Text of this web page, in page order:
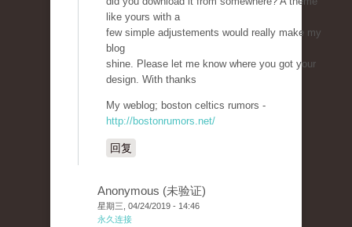
like yours with a
few simple adjustements would really make my
blog
shine. Please let me know where you got your
design. With thanks
My weblog; boston celtics rumors -
http://bostonrumors.net/
回复
Anonymous (未验证)
星期三, 04/24/2019 - 14:46
永久连接